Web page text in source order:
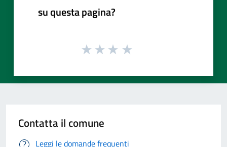
su questa pagina?
Contatta il comune
Leggi le domande frequenti